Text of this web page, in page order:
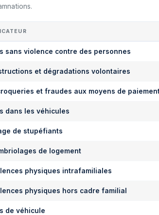
sans violence contre des personnes
et dégradations volontaires
et fraudes aux moyens de
dans les véhicules
de stupéfiants
de logement
physiques intrafamiliales
physiques hors cadre familial
de véhicule